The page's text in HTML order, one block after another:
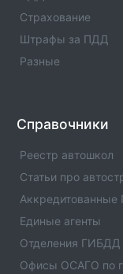
Информация об
Оператор
Оператор
Оператор
Оператор
оператора,
Оператор
Страхование
Штрафы за ПДД
Разные
Справочники
Реестр автошкол
Статьи про
Аккредитованные
Единые агенты
Отделения ГИБДД
Офисы ОСАГО по